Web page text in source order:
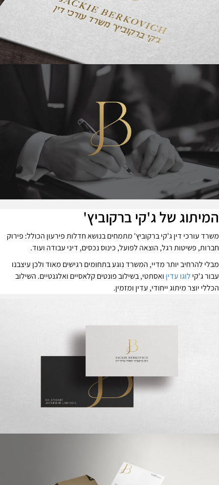
של ג'קי ברקוביץ'
עורכי דין ג'קי ברקוביץ' מתמחים בנושא חדלות פירעון הכולל: פירוק
פשיטות רגל, הוצאה לפועל, כינוס נכסים, דיני עבודה ועוד.
להרחיב יותר מדיי, המשרד נוגע בתחומים רגישים מאוד ולכן עיצבנו
ג'קילוגו עדיןואסתטי, בשילוב פונטים קלאסיים ואלגנטיים. השילוב
יוצר מיתוג ייחודי, עדין ומזמין.